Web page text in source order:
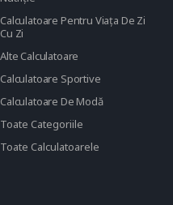
Calculatoare Pentru Viața De Zi
Cu Zi
Alte Calculatoare
Calculatoare Sportive
Calculatoare De Modă
Toate Categoriile
Toate Calculatoarele